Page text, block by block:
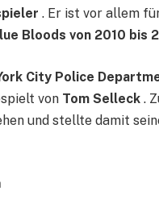
. Er ist vor allem
Bloods von 2010 bis
City Police
von Tom Selleck .
und stellte damit